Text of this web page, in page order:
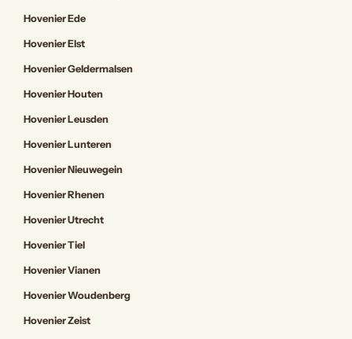
Hovenier Ede
Hovenier Elst
Hovenier Geldermalsen
Hovenier Houten
Hovenier Leusden
Hovenier Lunteren
Hovenier Nieuwegein
Hovenier Rhenen
Hovenier Utrecht
Hovenier Tiel
Hovenier Vianen
Hovenier Woudenberg
Hovenier Zeist